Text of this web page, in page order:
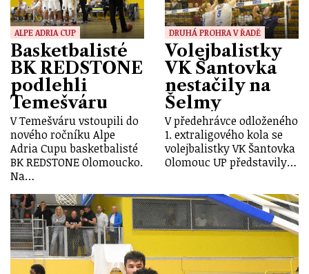
ALPE ADRIA CUP
Basketbalisté
BK REDSTONE
podlehli
Temešváru
V Temešváru vstoupili do
nového ročníku Alpe
Adria Cupu basketbalisté
BK REDSTONE Olomoucko.
Na…
DRUHÁ PROHRA V ŘADĚ
Volejbalistky
VK Šantovka
nestačily na
Šelmy
V předehrávce odloženého
1. extraligového kola se
volejbalistky VK Šantovka
Olomouc UP představily…